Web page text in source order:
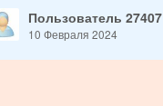
Пользователь 27407
10 Февраля 2024